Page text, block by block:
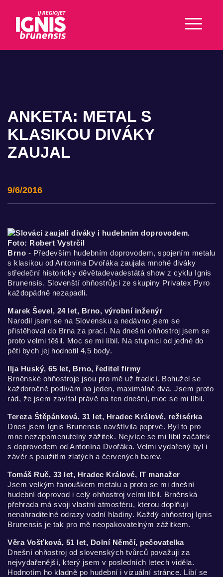
ANKETA: METAL S
KLASIKOU DIVÁKY
ZAUJAL
9/6/2016
Brno - Především hudebním doprovodem, spojením metalu
s klasikou od Antonína Dvořáka zaujala mnohé diváky
středeční historicky děvětadevadestátá show z cyklu Ignis
Brunensis. Slovenští ohňostrůjci ze skupiny Privatex Pyro
každopádně nezapadli.
Marek Ševel, 24 let, Brno, výrobní inženýr
Narodil jsem se na Slovensku a nedávno jsem se
přistěhoval do Brna za prací. Na dnešní ohňostroj jsem se
proto velmi těšil. Moc se mi líbil. Na stupnici od jedné do
pěti bych jej hodnotil 4,5 body.
Ilja Huský, 65 let, Brno, ředitel firmy
Brněnské ohňostroje jsou pro mě už tradicí. Bohužel se
každoročně podívám na jeden, maximálně dva. Jsem proto
rád, že jsem zavítal právě na ten dnešní, moc se mi líbil.
Tereza Štěpánková, 31 let, Hradec Králové, režisérka
Dnes jsem Ignis Brunensis navštívila poprvé. Byl to pro
mne nezapomenutelný zážitek. Nejvíce se mi líbil začátek
s doprovodem od Antonína Dvořáka. Velmi vydařený byl i
závěr s použitím zlatých a červených barev.
Tomáš Ruč, 33 let, Hradec Králové, IT manažer
Jsem velkým fanouškem metalu a proto se mi dnešní
hudební doprovod i celý ohňostroj velmi líbil. Brněnská
přehrada má svoji vlastní atmosféru, kterou doplňují
nenahraditelné odrazy vodní hladiny. Každý ohňostroj Ignis
Brunensis je tak pro mě neopakovatelným zážitkem.
Věra Vošťková, 51 let, Dolní Němčí, pečovatelka
Dnešní ohňostroj od slovenských tvůrců považuji za
nejvydařenější, který jsem v posledních letech viděla.
Hodnotím ho kladně po hudební i vizuální stránce. Líbí se